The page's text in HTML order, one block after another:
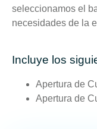
seleccionamos el
necesidades de la
Incluye los
Apertura de
Apertura de